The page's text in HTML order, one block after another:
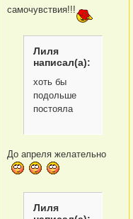
самочувствия!!!
Лиля
написал(а):
хоть бы
подольше
постояла
До апреля желательно
Лиля